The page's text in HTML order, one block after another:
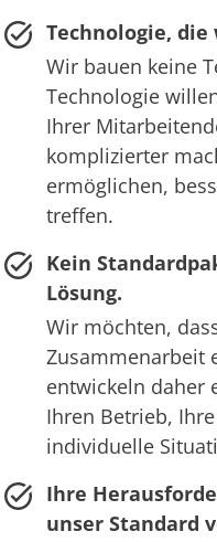
Technologie,
Wir bauen keine
Technologie
Ihrer
komplizierter
ermöglichen,
treffen.
Kein
Lösung.
Wir möchten,
Zusammenarbeit
entwickeln daher
Ihren Betrieb,
individuelle
Ihre
unser Standard